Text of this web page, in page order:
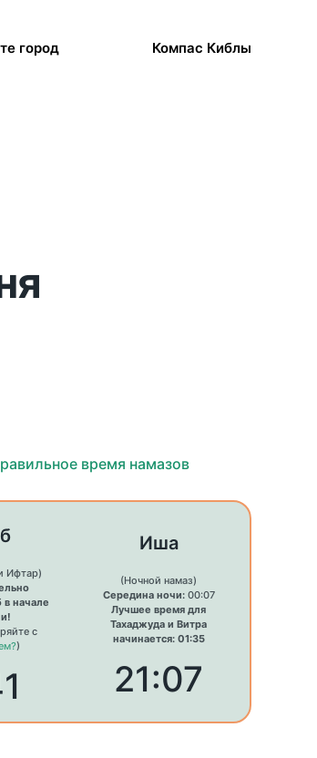
город Компас Киблы
время намазов
Ифтар)
начале
с
)
Иша
(Ночной намаз)
Середина ночи:00:07
Лучшее время для
Тахаджуда и Витра
начинается: 01:35
21:07